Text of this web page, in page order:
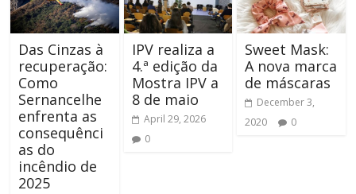
Das Cinzas à
recuperação:
Como
Sernancelhe
enfrenta as
consequênci
as do
incêndio de
2025
IPV realiza a
4.ª edição da
Mostra IPV a
8 de maio
April 29, 2026
0
Sweet Mask:
A nova marca
de máscaras
December 3,
2020
0